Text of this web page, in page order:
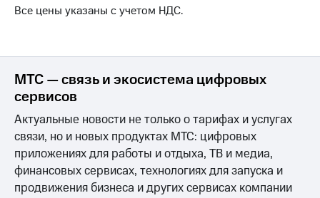
Детям
от МТС
Акции
Приложения
КИОН
Получайте
онлайн
Покупка
полисов
онлайн
Скидка 30%
Все цены указаны с учетом НДС.
МТС — связь и экосистема цифровых
сервисов
Актуальные новости не только о тарифах и услугах
связи, но и новых продуктах МТС: цифровых
приложениях для работы и отдыха, ТВ и медиа,
финансовых сервисах, технологиях для запуска и
продвижения бизнеса и других сервисах компании